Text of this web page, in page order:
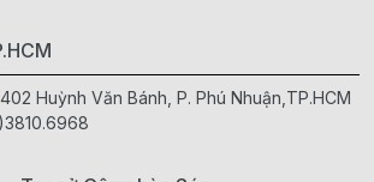
Huỳnh Văn Bánh, P. Phú Nhuận,TP.HCM